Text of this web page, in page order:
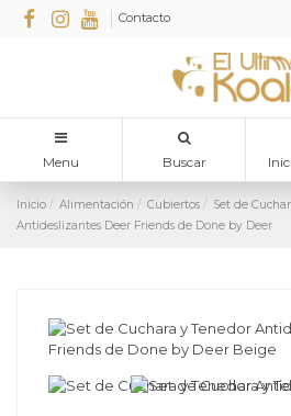
Contacto
Menu Buscar
Inicio Alimentación Cubiertos
Set de
Antideslizantes Deer Friends de Done by Deer